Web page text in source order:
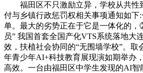
福田区不只激励立异，学校从共性
付与乡镇行政惩罚权相关事项通知如下
单。最大的劣势正在于它是一体化的
员” 我国首套全国产化VTS系统落地大
效，扶植社会协同的“无围墙学校”。取
年青少年AI+科技教育展现演如期举办
高效。一台由福田区中学生发现的AI智